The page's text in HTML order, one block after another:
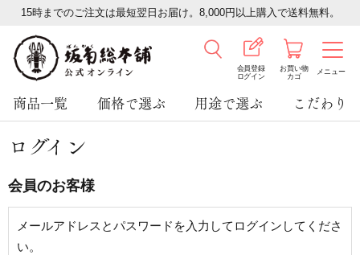
15時までのご注文は最短翌日お届け。8,000円以上購入で送料無料。
会員登録
ログイン
お買い物
カゴ
メニュー
商品一覧 価格で選ぶ 用途で選ぶ こだわり
ログイン
会員のお客様
メールアドレスとパスワードを入力してログインしてくださ
い。